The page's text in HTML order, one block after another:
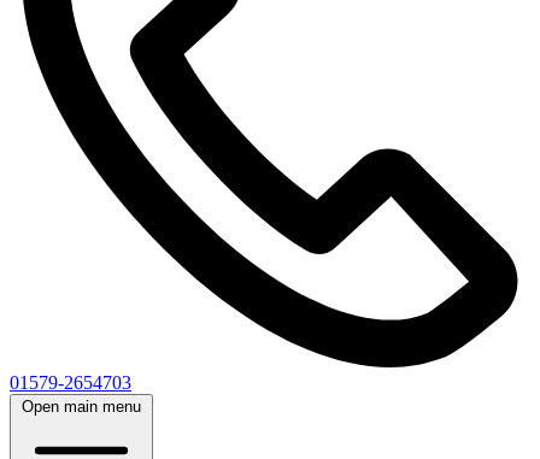
01579-2654703
Open main menu